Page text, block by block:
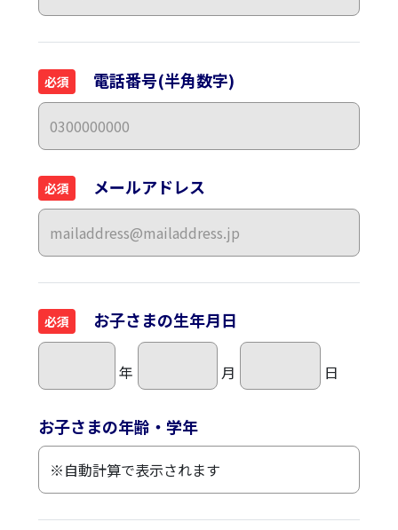
必須 電話番号(半角数字)
必須 メールアドレス
必須 お子さまの生年月日
年 月 日
お子さまの年齢・学年